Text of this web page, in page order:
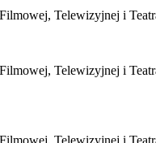
Telewizyjnej i
Telewizyjnej i
Telewizyjnej i